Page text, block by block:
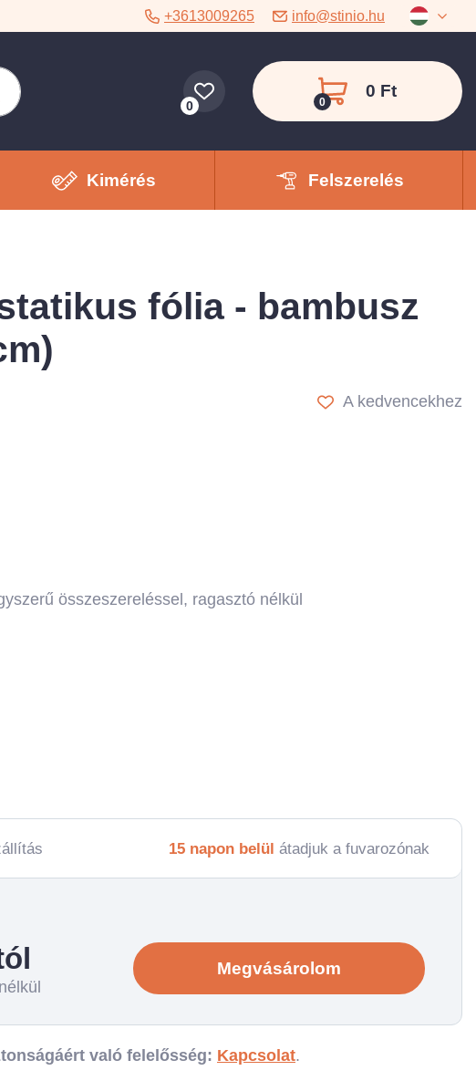
+3613009265 info@stinio.hu
0 0
0 Ft
Kimérés Felszerelés
fólia - bambusz
A kedvencekhez
összeszereléssel, ragasztó nélkül
15 napon belül átadjuk a fuvarozónak
Megvásárolom
való felelősség: Kapcsolat.